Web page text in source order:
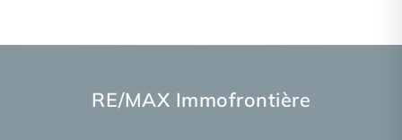
RE/MAX Immofrontière